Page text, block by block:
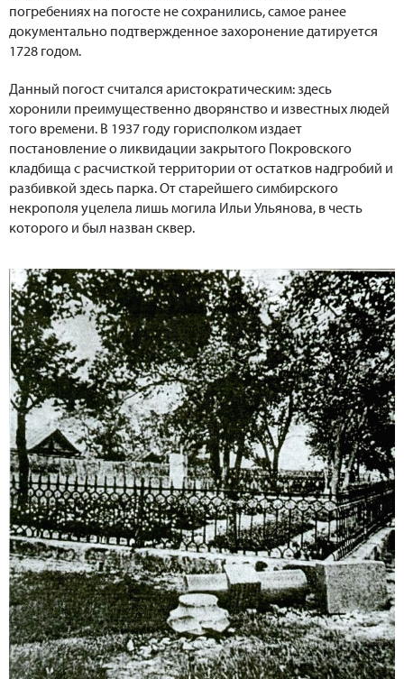
погребениях на погосте не сохранились, самое ранее
документально подтвержденное захоронение датируется
1728 годом.
Данный погост считался аристократическим: здесь
хоронили преимущественно дворянство и известных людей
того времени. В 1937 году горисполком издает
постановление о ликвидации закрытого Покровского
кладбища с расчисткой территории от остатков надгробий и
разбивкой здесь парка. От старейшего симбирского
некрополя уцелела лишь могила Ильи Ульянова, в честь
которого и был назван сквер.